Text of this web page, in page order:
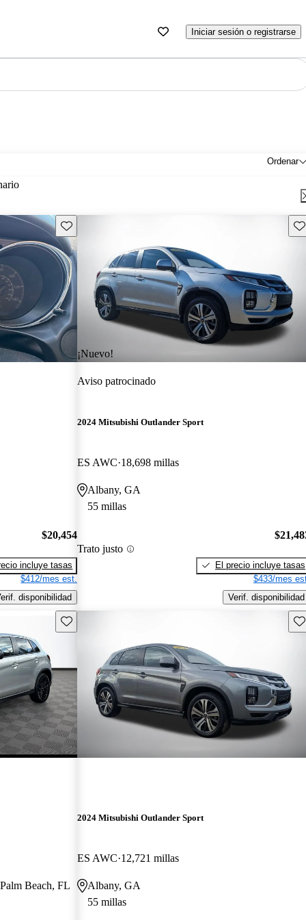
Iniciar sesión o registrarse
Ordenar
Guarda este Aviso
$20,454
incluye tasas
$412/mes est.
disponibilidad
¡Nuevo!
Aviso patrocinado
2024 Mitsubishi Outlander Sport
ES AWC 18,698 millas
Albany, GA
55 millas
Trato justo
El precio incluye tasas
$433/mes
Verif. disponibilidad
Guarda este Aviso
Beach, FL
2024 Mitsubishi Outlander Sport
ES AWC 12,721 millas
Albany, GA
55 millas